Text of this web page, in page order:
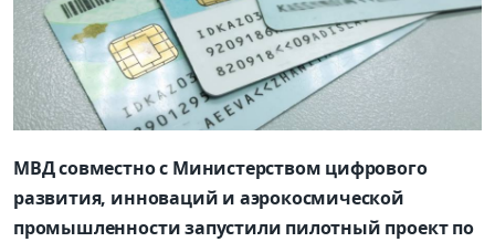
МВД совместно с Министерством цифрового
развития, инноваций и аэрокосмической
промышленности запустили пилотный проект по